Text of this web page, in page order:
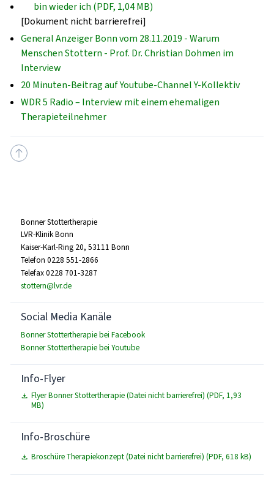
bin wieder ich (PDF, 1,04 MB)
[Dokument nicht barrierefrei]
General Anzeiger Bonn vom 28.11.2019 - Warum
Menschen Stottern - Prof. Dr. Christian Dohmen im
Interview
20 Minuten-Beitrag auf Youtube-Channel Y-Kollektiv
WDR 5 Radio – Interview mit einem ehemaligen
Therapieteilnehmer
Bonner Stottertherapie
LVR-Klinik Bonn
Kaiser-Karl-Ring 20, 53111 Bonn
Telefon 0228 551-2866
Telefax 0228 701-3287
stottern@lvr.de
Social Media Kanäle
Bonner Stottertherapie bei Facebook
Bonner Stottertherapie bei Youtube
Info-Flyer
Flyer Bonner Stottertherapie (Datei nicht barrierefrei) (PDF, 1,93
MB)
Info-Broschüre
Broschüre Therapiekonzept (Datei nicht barrierefrei) (PDF, 618 kB)